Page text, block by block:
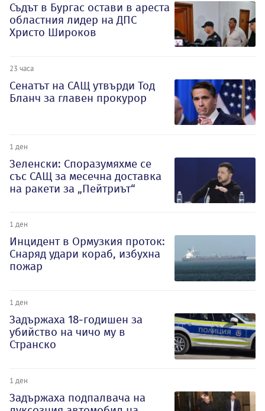
Съдът в Бургас остави в ареста
областния лидер на ДПС
Христо Широков
23 часа
Сенатът на САЩ утвърди Тод
Бланч за главен прокурор
1 ден
Зеленски: Споразумяхме се
със САЩ за месечна доставка
на ракети за „Пейтриът“
1 ден
Инцидент в Ормузкия проток:
Снаряд удари кораб, избухна
пожар
1 ден
Задържаха 18-годишен за
убийство на чичо му в
Странско
1 ден
Задържаха подпалвача на